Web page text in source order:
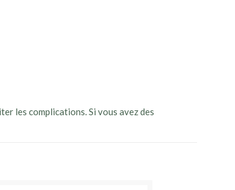
les complications. Si vous avez des